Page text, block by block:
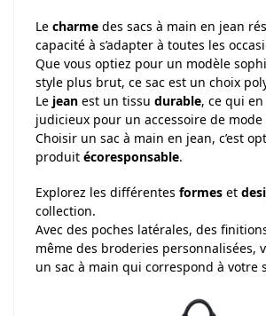
Le charme des sacs à main en jean
capacité à s’adapter à toutes les
Que vous optiez pour un modèle
style plus brut, ce sac est un choix
Le jean est un tissu durable, ce qui
judicieux pour un accessoire de
Choisir un sac à main en jean, c’est
produit écoresponsable.
Explorez les différentes formes et
collection.
Avec des poches latérales, des
même des broderies personnalisées,
un sac à main qui correspond à votre